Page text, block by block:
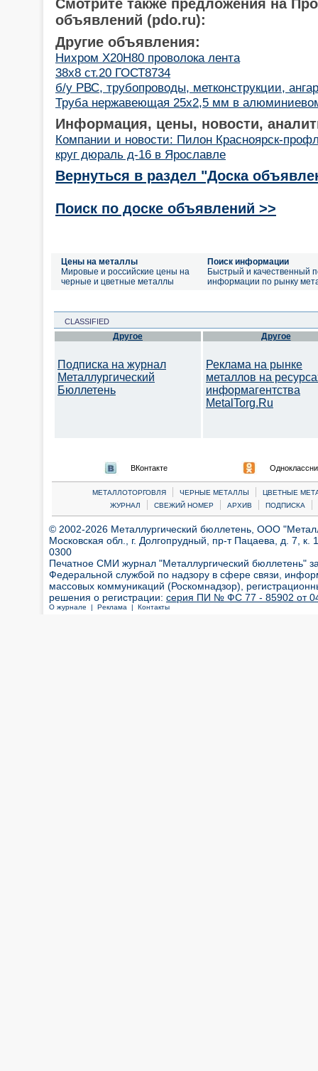
Смотрите также предложения на
объявлений (pdo.ru):
Другие объявления:
Нихром Х20Н80 проволока лента
38х8 ст.20 ГОСТ8734
б/у РВС, трубопроводы, метконструкции,
Труба нержавеющая 25х2,5 мм в
Информация, цены, новости,
Компании и новости: Пилон Красноярск-
круг дюраль д-16 в Ярославле
Вернуться в раздел "Доска
Поиск по доске объявлений >>
Цены на металлы
Мировые и российские цены на
черные и цветные металлы
Поиск информации
Быстрый и качественный
информации по рынку
CLASSIFIED
Другое
Подписка на журнал
Металлургический
Бюллетень
Другое
Реклама на рынке
металлов на
информагентства
MetalTorg.Ru
ВКонтакте
МЕТАЛЛОТОРГОВЛЯ | ЧЕРНЫЕ МЕТАЛЛЫ |
ЦВЕТНЫЕ
ЖУРНАЛ
| СВЕЖИЙ НОМЕР | АРХИВ | ПОДПИСКА |
© 2002-2026 Металлургический бюллетень, ООО
Московская обл., г. Долгопрудный, пр-т Пацаева, д. 7,
0300
Печатное СМИ журнал "Металлургический бюллетень"
Федеральной службой по надзору в сфере связи,
массовых коммуникаций (Роскомнадзор),
решения о регистрации: серия ПИ № ФС 77 - 85902 от 04
О журнале | Реклама | Контакты